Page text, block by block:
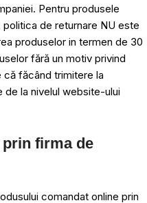
Pentru produsele
de returnare NU este
produselor in termen de 30
fără un motiv privind
făcând trimitere la
de la nivelul website-ului
firma de
comandat online prin